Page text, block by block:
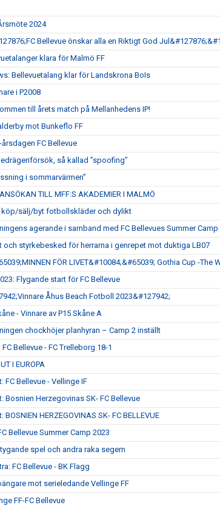
2024
Bellevue önskar alla en Riktigt God
klara för Malmö FF
Bellevuetalang klar för Landskrona BoIs
i P2008
till årets match på Mellanhedens IP!
mot Bunkeflo FF
FC Bellevue
så kallad ”spoofing”
i sommarvärmen”
TILL MFF:S AKADEMIER I MALMÖ
köp/sälj/byt fotbollskläder och dylikt
agerande i samband med FC Bellevues Summer Camp
och styrkebesked för herrarna i genrepet mot duktiga LB07
FÖR LIVET&#10084;&#65039; Gothia Cup -The
Flygande start för FC Bellevue
Åhus Beach Fotboll 2023&#127942;
- Vinnare av P15 Skåne A
chockhöjer planhyran – Camp 2 inställt
Bellevue - FC Trelleborg 18-1
I EUROPA
FC Bellevue - Vellinge IF
Bosnien Herzegovinas SK- FC Bellevue
BOSNIEN HERZEGOVINAS SK- FC BELLEVUE
Bellevue Summer Camp 2023
spel och andra raka segern
FC Bellevue - BK Flagg
mot serieledande Vellinge FF
FF-FC Bellevue